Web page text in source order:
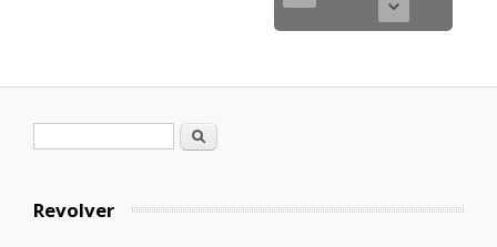
Formulario de búsqueda
Buscar
Revolver